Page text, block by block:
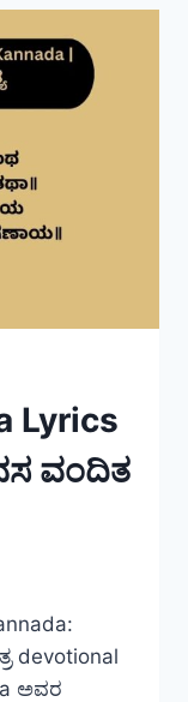
Lyrics
ವಂದಿತ
devotional
ಅವರ